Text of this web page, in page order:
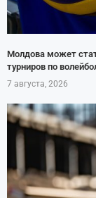
Молдова может
турниров по
7 августа, 2026